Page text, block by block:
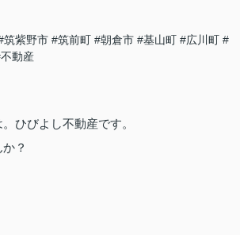
筑紫野市 #筑前町 #朝倉市 #基山町 #広川町 #
動産
ひびよし不動産です。
？